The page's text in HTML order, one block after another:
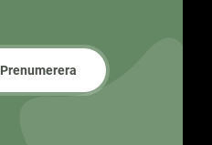
Prenumerera